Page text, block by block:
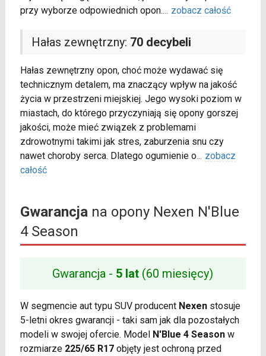
przy wyborze odpowiednich opon.... zobacz całość
Hałas zewnętrzny: 70 decybeli
Hałas zewnętrzny opon, choć może wydawać się
technicznym detalem, ma znaczący wpływ na jakość
życia w przestrzeni miejskiej. Jego wysoki poziom w
miastach, do którego przyczyniają się opony gorszej
jakości, może mieć związek z problemami
zdrowotnymi takimi jak stres, zaburzenia snu czy
nawet choroby serca. Dlatego ogumienie o... zobacz
całość
Gwarancjana opony Nexen N'Blue
4 Season
Gwarancja - 5 lat (60 miesięcy)
W segmencie aut typu SUV producent Nexenstosuje
5-letni okres gwarancji - taki sam jak dla pozostałych
modeli w swojej ofercie. Model N'Blue 4 Seasonw
rozmiarze 225/65 R17objęty jest ochroną przed